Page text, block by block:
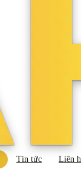
Tin tức Liên